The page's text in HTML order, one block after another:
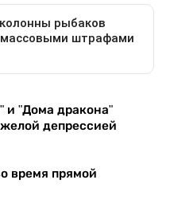
и "Дома дракона"
депрессией
время прямой